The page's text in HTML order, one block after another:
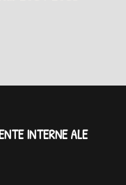
INTERNE ALE